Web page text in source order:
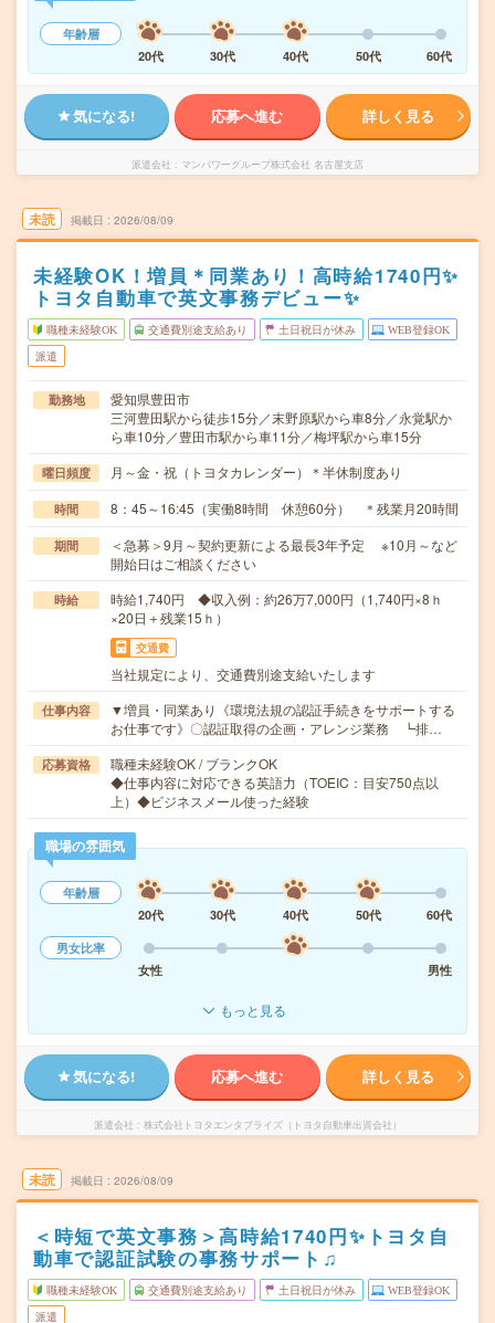
年齢層
20代
30代 40代 50代 60代
気になる! 応募へ進む 詳しく見る
派遣会社 マンパワーグループ株式会社 名古屋支店
未読 掲載日 2026/08/09
未経験OK！増員＊同業あり！高時給1740円✨
トヨタ自動車で英文事務デビュー✨
職種未経験OK 交通費別途支給あり 土日祝日が休み WEB登録OK
派遣
勤務地
愛知県豊田市
三河豊田駅から徒歩15分／末野原駅から車8分／永覚駅か
ら車10分／豊田市駅から車11分／梅坪駅から車15分
曜日頻度 月～金・祝（トヨタカレンダー）＊半休制度あり
時間 8：45～16:45（実働8時間 休憩60分） ＊残業月20時間
期間
＜急募＞9月～契約更新による最長3年予定 ※10月～など
開始日はご相談ください
時給
時給1,740円 ◆収入例：約26万7,000円（1,740円×8ｈ
×20日＋残業15ｈ）
交通費
当社規定により、交通費別途支給いたします
仕事内容
▼増員・同業あり《環境法規の認証手続きをサポートする
お仕事です》〇認証取得の企画・アレンジ業務 ┗排…
応募資格
職種未経験OK / ブランクOK
◆仕事内容に対応できる英語力（TOEIC：目安750点以
上）◆ビジネスメール使った経験
職場の雰囲気
年齢層
20代
30代 40代 50代
60代
男女比率
女性
男性
もっと見る
気になる! 応募へ進む 詳しく見る
派遣会社 株式会社トヨタエンタプライズ（トヨタ自動車出資会社）
未読 掲載日 2026/08/09
＜時短で英文事務＞高時給1740円✨トヨタ自
動車で認証試験の事務サポート♫
職種未経験OK 交通費別途支給あり 土日祝日が休み WEB登録OK
派遣